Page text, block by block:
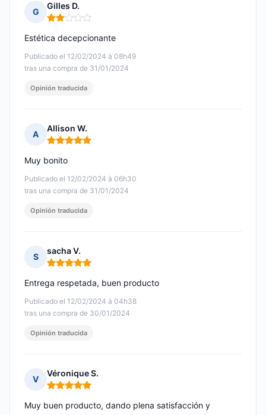
G
Gilles D.
Nota: 2 de 5
Publicado el 12/02/2024 à 08h49
tras una compra de 31/01/2024
Estética decepcionante
Opinión traducida
A
Allison W.
Nota: 5 de 5
Publicado el 12/02/2024 à 06h30
tras una compra de 31/01/2024
Muy bonito
Opinión traducida
S
sacha V.
Nota: 5 de 5
Publicado el 12/02/2024 à 04h38
tras una compra de 30/01/2024
Entrega respetada, buen producto
Opinión traducida
V
Véronique S.
Nota: 5 de 5
Muy buen producto, dando plena satisfacción y